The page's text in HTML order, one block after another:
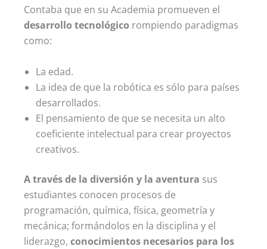
Contaba que en su Academia promueven el
desarrollo tecnológico rompiendo paradigmas
como:
La edad.
La idea de que la robótica es sólo para países
desarrollados.
El pensamiento de que se necesita un alto
coeficiente intelectual para crear proyectos
creativos.
A través de la diversión y la aventura sus
estudiantes conocen procesos de
programación, química, física, geometría y
mecánica; formándolos en la disciplina y el
liderazgo, conocimientos necesarios para los